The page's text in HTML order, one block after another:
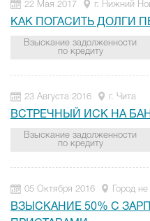
22 Мая 2017 г. Нижний
КАК ПОГАСИТЬ ДОЛГИ
Взыскание задолженности
по кредиту
23 Августа 2016 г. Чита
ВСТРЕЧНЫЙ ИСК НА
Взыскание задолженности
по кредиту
05 Октября 2016 Город
ВЗЫСКАНИЕ 50% С